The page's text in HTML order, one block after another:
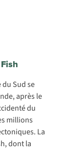
Sud se
après le
du
millions
La
dont la